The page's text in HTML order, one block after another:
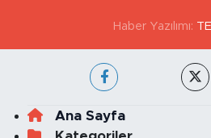
Ana Sayfa